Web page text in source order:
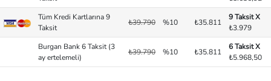
Tüm Kredi Kartlarına 9
Taksit
₺39.790 %10 ₺35.811
9 Taksit X
₺3.979
Burgan Bank 6 Taksit (3
ay ertelemeli)
₺39.790 %10 ₺35.811
6 Taksit X
₺5.968,50